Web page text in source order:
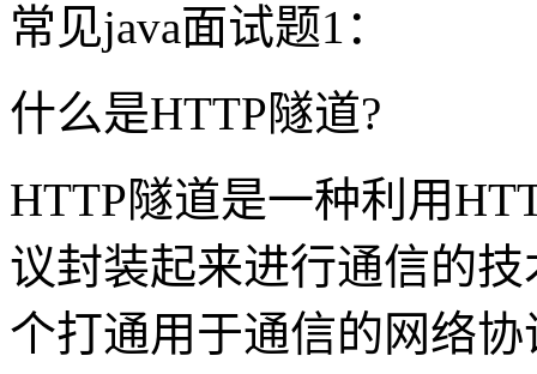
常见java面试题1：
什么是HTTP隧道?
HTTP隧道是一种利用
议封装起来进行通信的
个打通用于通信的网络